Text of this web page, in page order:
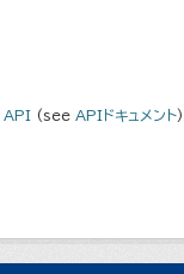
API (see APIドキュメント).